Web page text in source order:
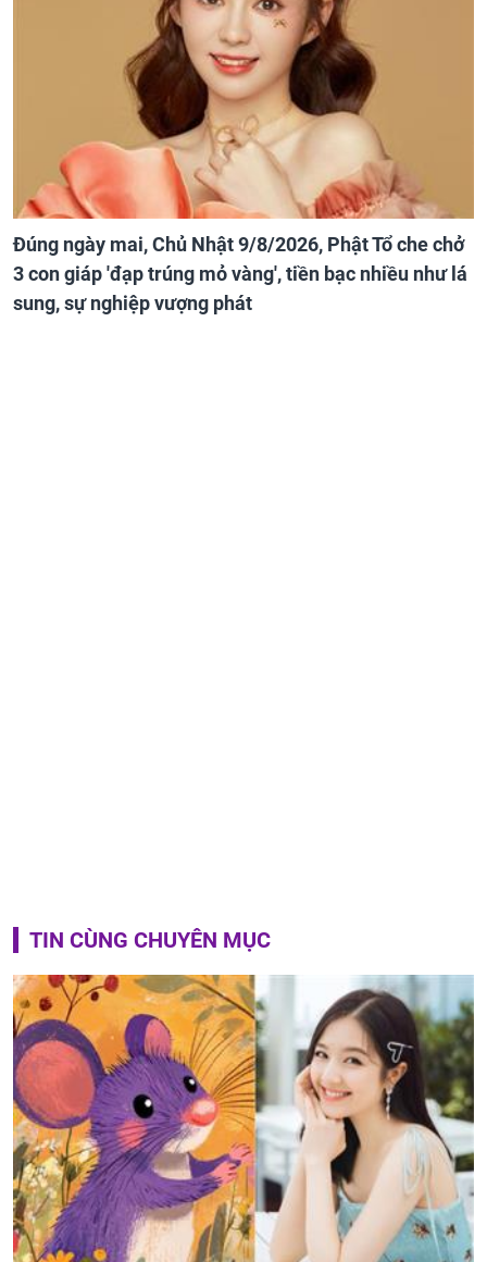
Đúng ngày mai, Chủ Nhật 9/8/2026, Phật Tổ che chở
3 con giáp 'đạp trúng mỏ vàng', tiền bạc nhiều như lá
sung, sự nghiệp vượng phát
TIN CÙNG CHUYÊN MỤC